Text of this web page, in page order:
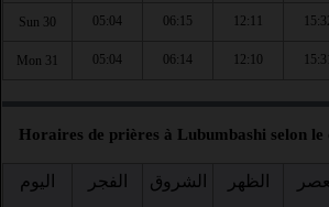
Sun 30 05:04 06:15 12:11
Mon 31 05:04 06:14 12:10
Horaires de prières à Lubumbashi selon
اليوم الفجر الشروق الظهر